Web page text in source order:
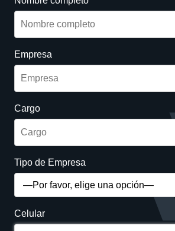
Empresa
Cargo
Tipo de Empresa
Celular